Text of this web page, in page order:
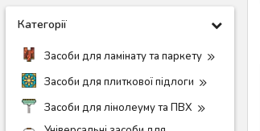
Категорії
Засоби для ламінату та паркету
Засоби для плиткової підлоги
Засоби для лінолеуму та ПВХ